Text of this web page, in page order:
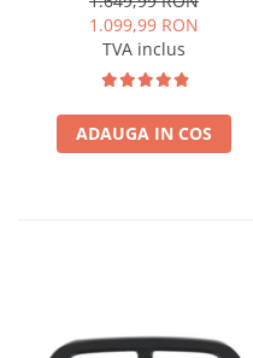
64GB ROM, 9 Inch - AD-
BGSW94L
1.099,99 RON
TVA inclus
ADAUGA IN COS